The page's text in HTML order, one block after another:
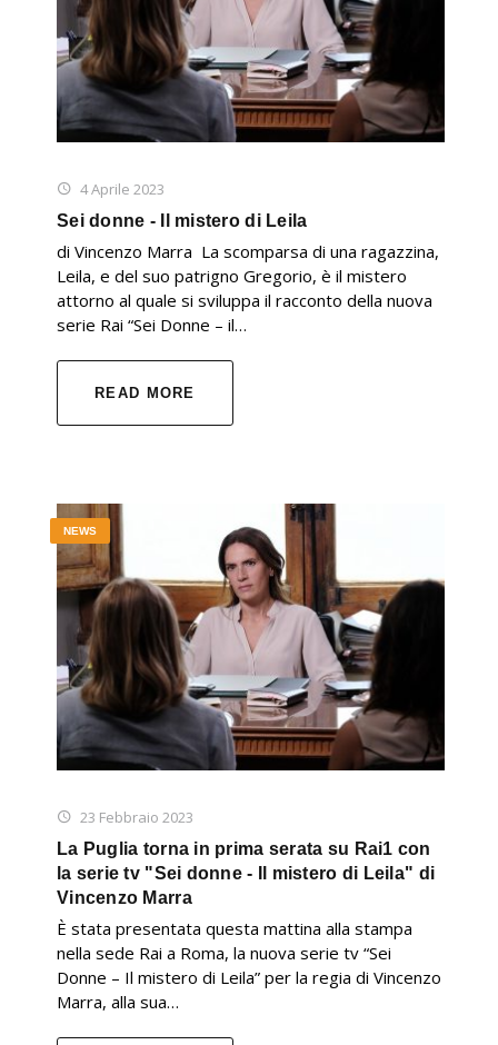
4 Aprile 2023
Sei donne - Il mistero di Leila
di Vincenzo Marra La scomparsa di una ragazzina,
Leila, e del suo patrigno Gregorio, è il mistero
attorno al quale si sviluppa il racconto della nuova
serie Rai “Sei Donne – il…
READ MORE
23 Febbraio 2023
NEWS
La Puglia torna in prima serata su Rai1 con
la serie tv "Sei donne - Il mistero di Leila" di
Vincenzo Marra
È stata presentata questa mattina alla stampa
nella sede Rai a Roma, la nuova serie tv “Sei
Donne – Il mistero di Leila” per la regia di Vincenzo
Marra, alla sua…